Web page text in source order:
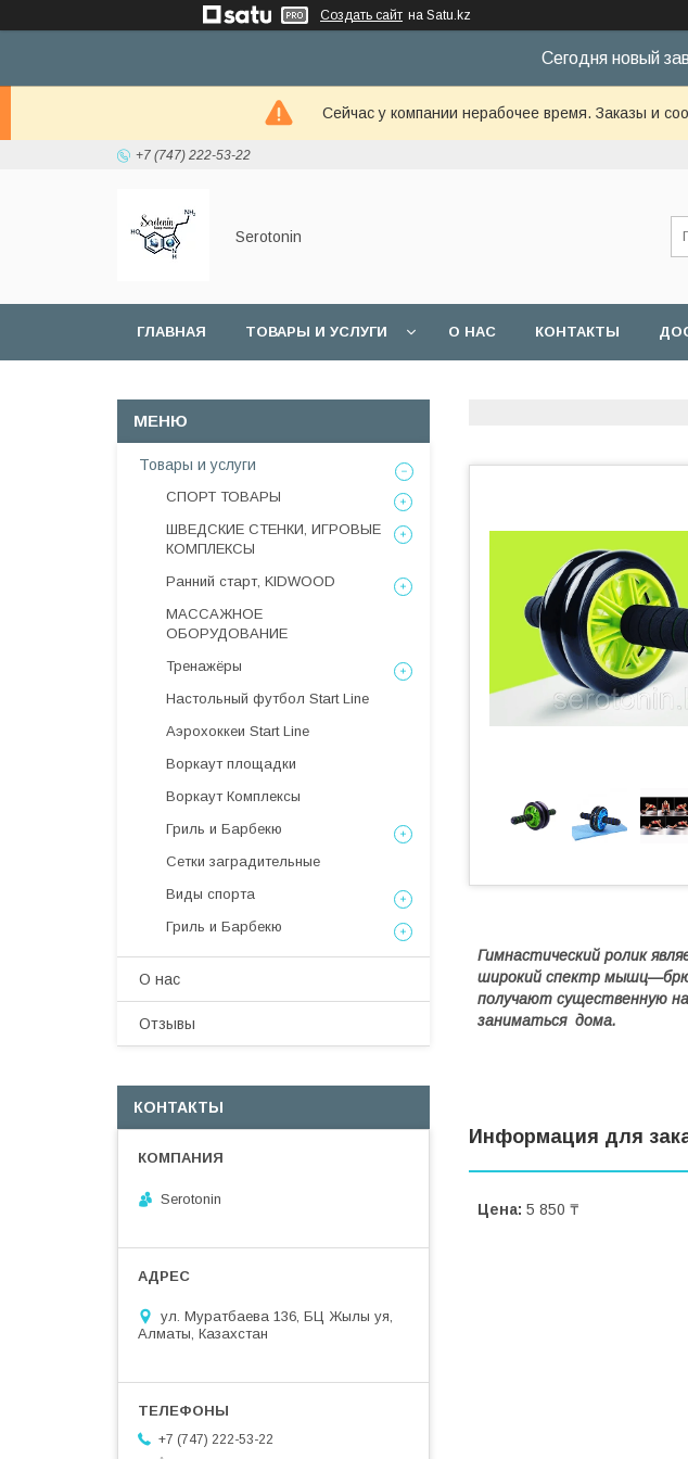
Создать сайт на Satu.kz
Сегодня новый
Сейчас у компании нерабочее время. Заказы и
+7 (747) 222-53-22
Serotonin
ГЛАВНАЯ ТОВАРЫ И УСЛУГИ О НАС КОНТАКТЫ
Гимнастический ролик
широкий спектр
получают существенную
заниматься дома.
Информация для
Цена: 5 850 ₸
Товары и услуги
СПОРТ ТОВАРЫ
ШВЕДСКИЕ СТЕНКИ, ИГРОВЫЕ
КОМПЛЕКСЫ
Ранний старт, KIDWOOD
МАССАЖНОЕ
ОБОРУДОВАНИЕ
Тренажёры
Настольный футбол Start Line
Аэрохоккеи Start Line
Воркаут площадки
Воркаут Комплексы
Гриль и Барбекю
Сетки заградительные
Виды спорта
Гриль и Барбекю
О нас
Отзывы
КОНТАКТЫ
Serotonin
ул. Муратбаева 136, БЦ Жылы уя,
Алматы, Казахстан
+7 (747) 222-53-22